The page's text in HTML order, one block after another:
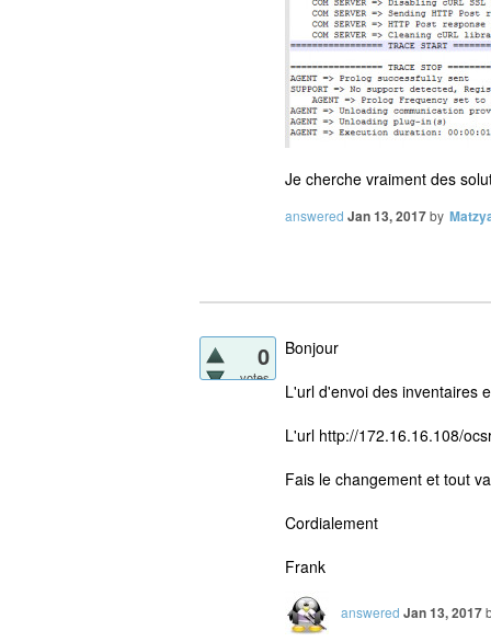
Je cherche vraiment des
answered Jan 13, 2017by
0
votes
Bonjour
L'url d'envoi des inventaires
L'url http://172.16.16.108/
Fais le changement et tout
Cordialement
Frank
answered Jan 13, 2017